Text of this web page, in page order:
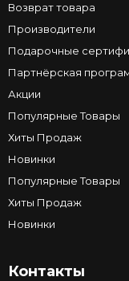
Возврат товара
Производители
Подарочные
Партнёрская
Акции
Популярные Товары
Хиты Продаж
Новинки
Популярные Товары
Хиты Продаж
Новинки
Контакты